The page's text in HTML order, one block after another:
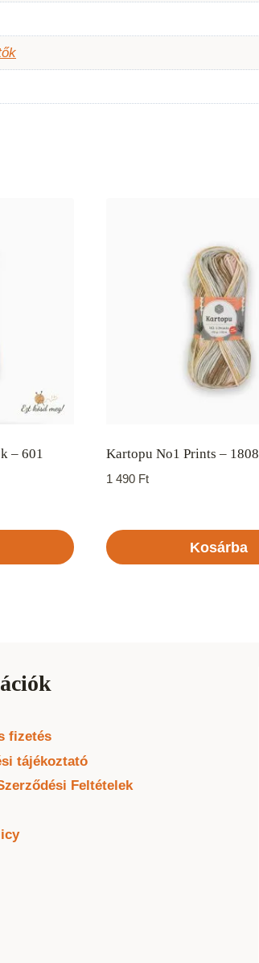
– 601 Kartopu No1 Prints – 1808
1 490 Ft
Kosárba
fizetés
tájékoztató
Feltételek